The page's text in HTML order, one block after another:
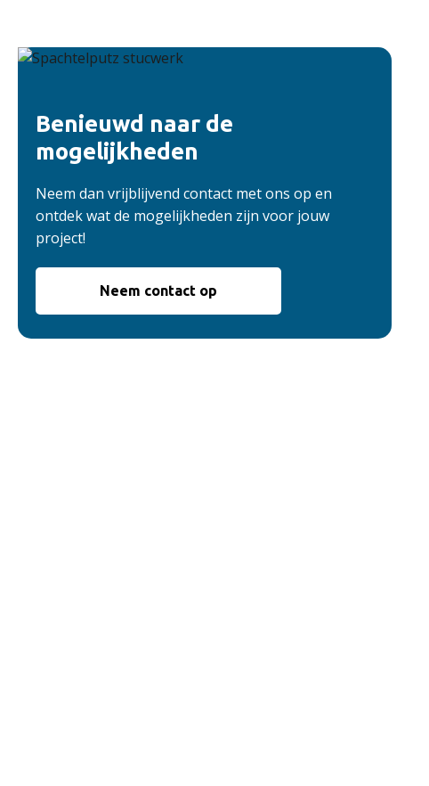
Benieuwd naar de
mogelijkheden
Neem dan vrijblijvend contact met ons op en
ontdek wat de mogelijkheden zijn voor jouw
project!
Neem contact op